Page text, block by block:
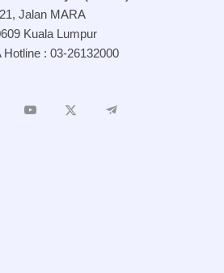
21, Jalan MARA
Kuala Lumpur
Hotline : 03-26132000